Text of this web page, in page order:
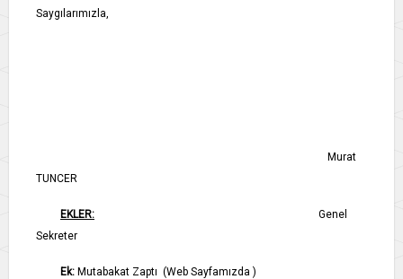
Saygılarımızla,
Murat
TUNCER
EKLER: Genel
Sekreter
Ek: Mutabakat Zaptı (Web Sayfamızda )